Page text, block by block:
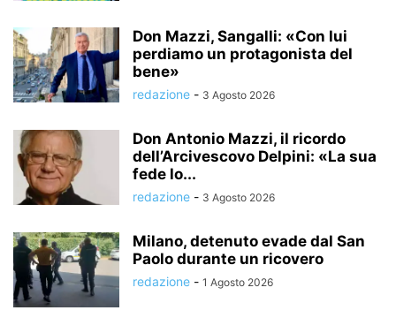
Don Mazzi, Sangalli: «Con lui
perdiamo un protagonista del
bene»
redazione - 3 Agosto 2026
Don Antonio Mazzi, il ricordo
dell’Arcivescovo Delpini: «La sua
fede lo...
redazione - 3 Agosto 2026
Milano, detenuto evade dal San
Paolo durante un ricovero
redazione - 1 Agosto 2026